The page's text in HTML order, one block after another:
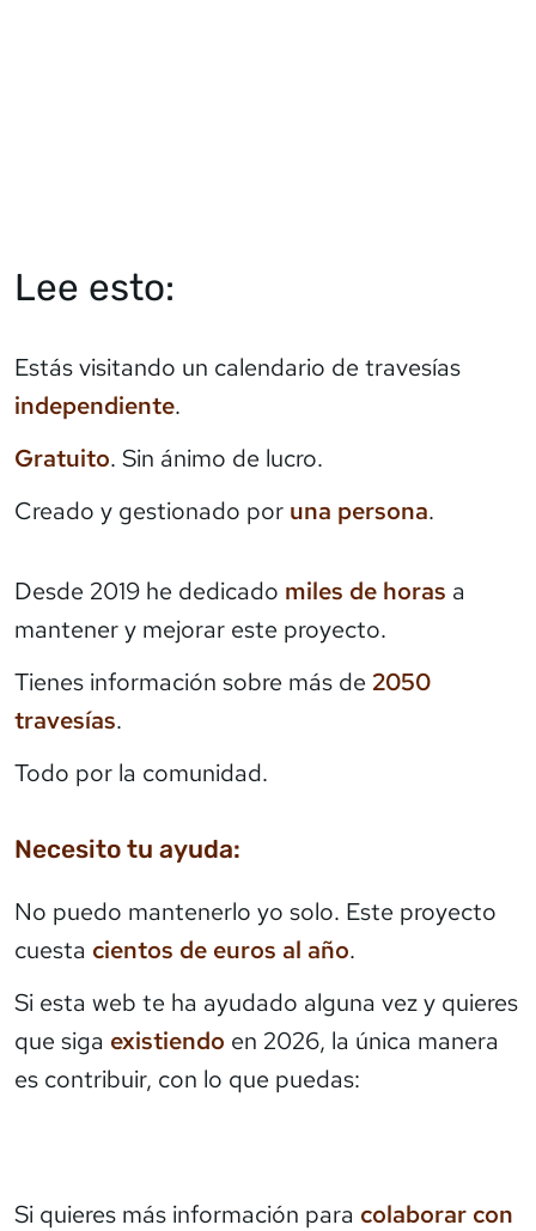
Lee esto:
Estás visitando un calendario de travesías
independiente.
Gratuito. Sin ánimo de lucro.
Creado y gestionado por una persona.
Desde 2019 he dedicado miles de horas a
mantener y mejorar este proyecto.
Tienes información sobre más de 2050
travesías.
Todo por la comunidad.
Necesito tu ayuda:
No puedo mantenerlo yo solo. Este proyecto
cuesta cientos de euros al año.
Si esta web te ha ayudado alguna vez y quieres
que siga existiendo en 2026, la única manera
es contribuir, con lo que puedas:
Si quieres más información para colaborar con